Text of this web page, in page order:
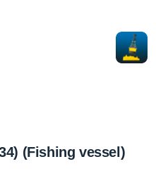
(Fishing vessel)